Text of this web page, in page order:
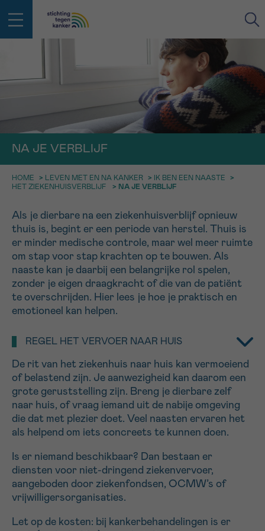
NA JE VERBLIJF
HOME > LEVEN MET EN NA KANKER > IK BEN EEN NAASTE
>
HET ZIEKENHUISVERBLIJF
> NA JE VERBLIJF
Als je dierbare na een ziekenhuisverblijf opnieuw
thuis is, begint er een periode van herstel. Thuis is
er minder medische controle, maar wel meer ruimte
om stap voor stap krachten op te bouwen. Als
naaste kan je daarbij een belangrijke rol spelen,
zonder je eigen draagkracht of die van de patiënt
te overschrijden. Hier lees je hoe je praktisch en
emotioneel kan helpen.
REGEL HET VERVOER NAAR HUIS
De rit van het ziekenhuis naar huis kan vermoeiend
of belastend zijn. Je aanwezigheid kan daarom een
grote geruststelling zijn. Breng je dierbare zelf
naar huis, of vraag iemand uit de nabije omgeving
die dat met plezier doet. Veel naasten ervaren het
als helpend om iets concreets te kunnen doen.
Is er niemand beschikbaar? Dan bestaan er
diensten voor niet-dringend ziekenvervoer,
aangeboden door ziekenfondsen, OCMW’s of
vrijwilligersorganisaties.
Let op de kosten: bij kankerbehandelingen is er
VOORNAAM
IN DE STRIJD TEGEN KANKER STA
Professionele medewerkers beantwoorden je vragen
ma-vrij 9u tot 18u
contactformulier
Ik wil graag opgebeld worden
Meer weten over Kankerinfo
geen enkele diagnose
TERUG
VOORNAAM
EMAIL
MIJN VRAAG
Ja, stuur mij de nieuwsbrief
*VERPLICHT VELD
Afspraak Vraag
KIES DE TIJDSSPANNE VAN JE AFSPRAAK
9h-11h
11h-13h
13h-16h
16h-18h